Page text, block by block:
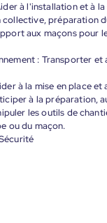
à l'installation et à
préparation
aux maçons
: Transporter
à la mise en place
à la préparation,
les outils de
ou du maçon.